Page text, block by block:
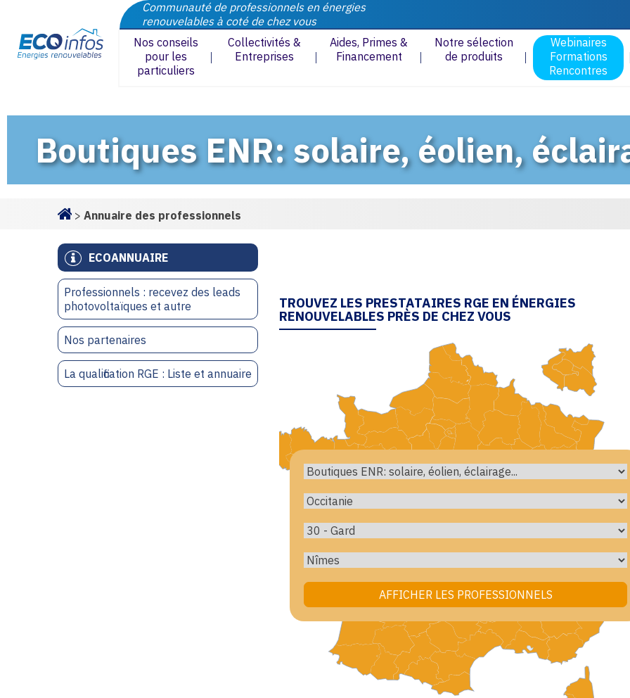
Communauté de professionnels en énergies
renouvelables à coté de chez vous
Nos conseils
pour les
particuliers
Collectivités &
Entreprises
Aides, Primes &
Financement
Notre sélection
de produits
Webinaires
Formations
Rencontres
Boutiques ENR: solaire, éolien,
> Annuaire des professionnels
ECOANNUAIRE
Professionnels : recevez des leads
photovoltaïques et autre
Nos partenaires
La qualification RGE : Liste et annuaire
TROUVEZ LES PRESTATAIRES RGE EN ÉNERGIES
RENOUVELABLES PRÈS DE CHEZ VOUS